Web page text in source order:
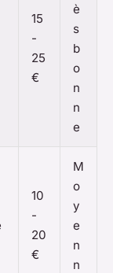
15
-
25
€
è
s
b
o
n
n
e
10
-
20
€
M
o
y
e
n
n